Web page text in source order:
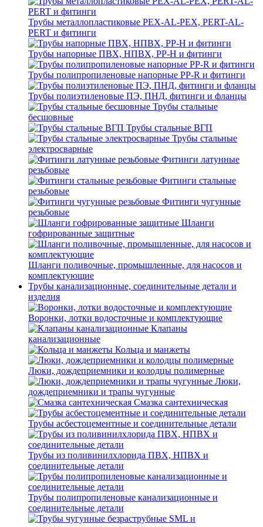
Трубы металлопластиковые PEX-AL-PEX, PERT-AL-
PERT и фитинги
Трубы напорные ПВХ, НПВХ, PP-H и фитинги
Трубы полипропиленовые напорные PP-R и фитинги
Трубы полиэтиленовые ПЭ, ПНД, фитинги и фланцы
Трубы стальные
бесшовные
Трубы стальные ВГП
Трубы стальные
электросварные
Фитинги латунные
резьбовые
Фитинги стальные
резьбовые
Фитинги чугунные
резьбовые
Шланги
гофрированные защитные
Шланги поливочные, промышленные, для насосов и
комплектующие
Трубы канализационные, соединительные детали и
изделия
Воронки, лотки водосточные и комплектующие
Клапаны
канализационные
Кольца и манжеты
Люки, дождеприемники и колодцы полимерные
Люки,
дождеприемники и трапы чугунные
Смазка сантехническая
Трубы асбестоцементные и соединительные детали
Трубы из поливинилхлорида ПВХ, НПВХ и
соединительные детали
Трубы полипропиленовые канализационные и
соединительные детали